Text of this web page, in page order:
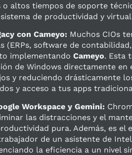
altos tiempos de soporte
de productividad y
con Cameyo: Muchos CIOs
(ERPs, software de
implementando Cameyo. Esta
de Windows directamente en
y reduciendo drásticamente
y acceso a tus apps
Workspace y Gemini:
las distracciones y el
pura. Además, es el
de un asistente de
la eficiencia a un nivel